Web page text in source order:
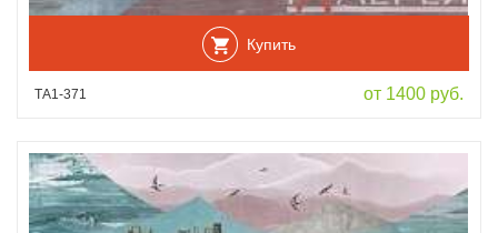
Купить
ТА1-371 от 1400 руб.